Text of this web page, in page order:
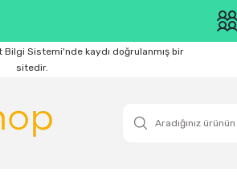
Bilgi Sistemi'nde kaydı doğrulanmış bir
sitedir.